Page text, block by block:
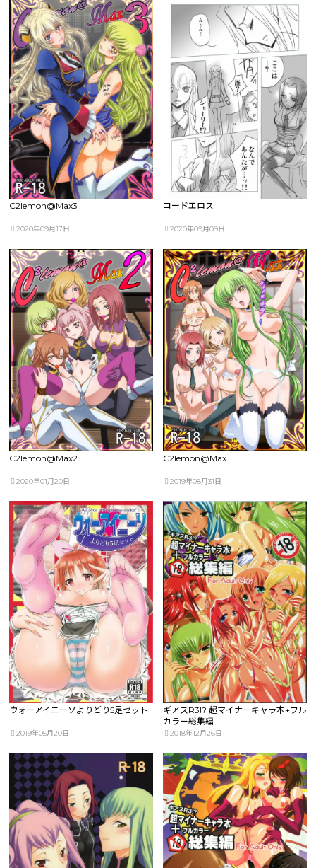
C2lemon@Max3
2020年09月17日
コードエロス
2020年09月09日
C2lemon@Max2
2020年01月20日
C2lemon@Max
2019年08月31日
ウォーアイニーソよりどり5足セット
2019年05月20日
ギアスR3!? 超マイナーキャラ本+フル
カラー総集編
2018年12月26日